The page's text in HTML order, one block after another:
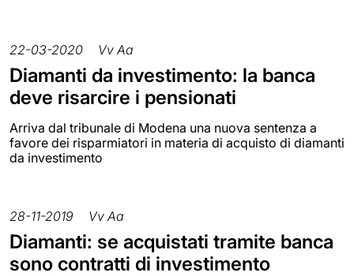
22-03-2020 Vv Aa
Diamanti da investimento: la banca
deve risarcire i pensionati
Arriva dal tribunale di Modena una nuova sentenza a
favore dei risparmiatori in materia di acquisto di diamanti
da investimento
28-11-2019 Vv Aa
Diamanti: se acquistati tramite banca
sono contratti di investimento